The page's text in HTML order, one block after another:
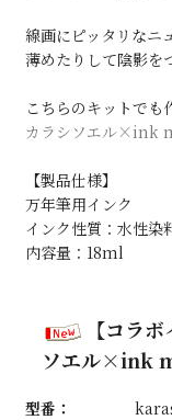
線画にピッタリなニ
薄めたりして陰影を
こちらのキットでも
カラシソエル×ink
【製品仕様】
万年筆用インク
インク性質：水性染
内容量：18ml
【コラ
ソエル×ink
型番：